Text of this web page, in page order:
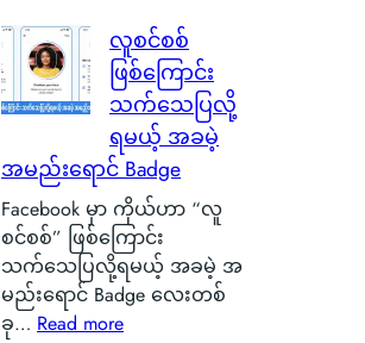
မြို့
ရဲ့
ကေ
း
က
င်
ပေ
ါ်
မှ
i
l
i
c
n
C
a
r
b
o
လူစင်စစ်
ဖြစ်ကြောင်း
သက်သေပြလို့
ရမယ့် အခမဲ့
အမည်းရောင် Badge
Facebook မှာ ကိုယ်ဟာ “လူ
စင်စစ်” ဖြစ်ကြောင်း
သက်သေပြလို့ရမယ့် အခမဲ့ အ
မည်းရောင် Badge လေးတစ်
ခု… Read more: